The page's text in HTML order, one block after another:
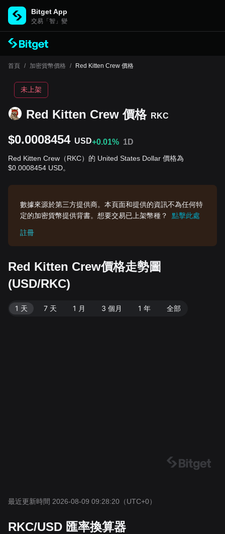
Bitget App
交易「智」變
首頁 / 加密貨幣價格 / Red Kitten Crew 價格
Red Kitten Crew 價格 RKC
未上架
$0.0008454 USD+0.01% 1D
Red Kitten Crew（RKC）的 United States Dollar 價格為
$0.0008454 USD。
數據來源於第三方提供商。本頁面和提供的資訊不為任何特
定的加密貨幣提供背書。想要交易已上架幣種？
點擊此處
註冊
Red Kitten Crew價格走勢圖
(USD/RKC)
1 天 7 天 1 月 3 個月 1 年 全部
最近更新時間 2026-08-09 09:28:20 （UTC+0）
RKC/USD 匯率換算器